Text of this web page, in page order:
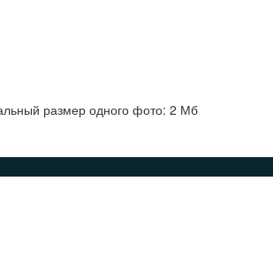
размер одного фото: 2 Мб